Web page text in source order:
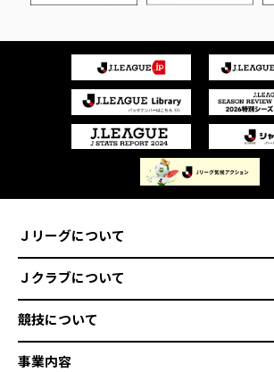
Ｊリーグについて
Ｊクラブについて
競技について
事業内容